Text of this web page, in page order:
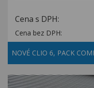
Cena s DPH:
Cena bez DPH:
NOVÉ CLIO 6, PACK